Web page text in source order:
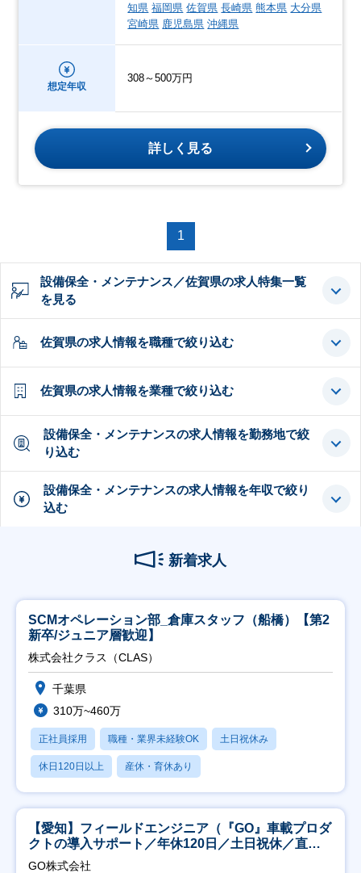
知県 福岡県 佐賀県 長崎県 熊本県 大分県
宮崎県 鹿児島県 沖縄県
想定年収
308～500万円
詳しく見る
1
設備保全・メンテナンス／佐賀県の求人特集一覧
を見る
佐賀県の求人情報を職種で絞り込む
佐賀県の求人情報を業種で絞り込む
設備保全・メンテナンスの求人情報を勤務地で絞
り込む
設備保全・メンテナンスの求人情報を年収で絞り
込む
新着求人
SCMオペレーション部_倉庫スタッフ（船橋）【第2
新卒/ジュニア層歓迎】
株式会社クラス（CLAS）
千葉県
310万~460万
正社員採用 職種・業界未経験OK 土日祝休み
休日120日以上 産休・育休あり
【愛知】フィールドエンジニア（『GO』車載プロダ
クトの導入サポート／年休120日／土日祝休／直行
直帰
GO株式会社